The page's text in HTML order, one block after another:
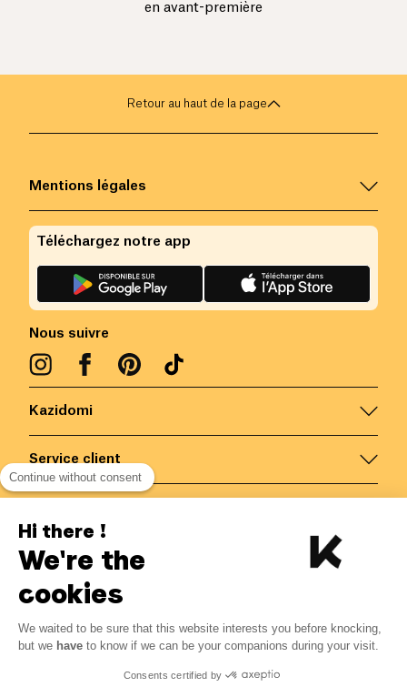
en avant-première
4.90€ 4.17€ -15% ?
Economisez 0.73 € avec K+
Retour au haut de la page
Kazidomi
Service client
Mentions légales
Nous suivre
Téléchargez notre app
Belgique/FR
Tous droits réservés
Continue without consent
Hi there !
We're the
cookies
We waited to be sure that this website interests you before knocking,
but we have to know if we can be your companions during your visit.
Consents certified by